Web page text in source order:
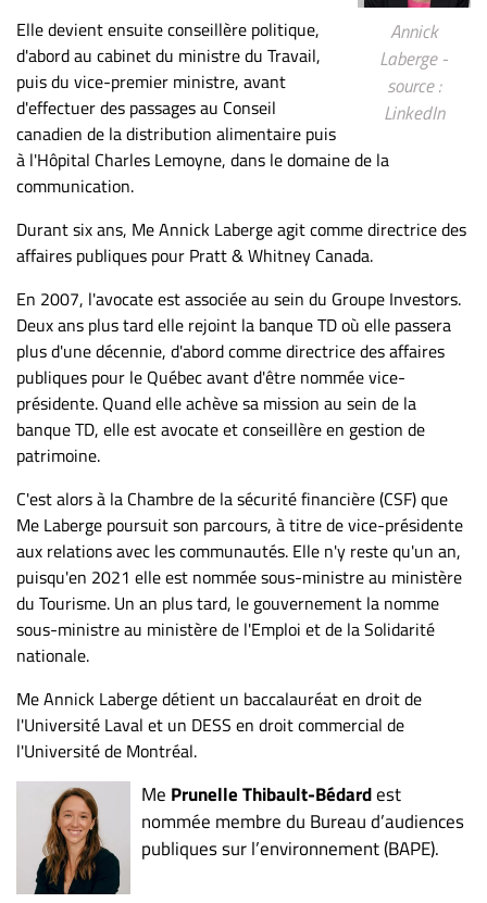
Annick
Laberge -
source :
LinkedIn
Elle devient ensuite conseillère politique,
d'abord au cabinet du ministre du Travail,
puis du vice-premier ministre, avant
d'effectuer des passages au Conseil
canadien de la distribution alimentaire puis
à l'Hôpital Charles Lemoyne, dans le domaine de la
communication.
Durant six ans, Me Annick Laberge agit comme directrice des
affaires publiques pour Pratt & Whitney Canada.
En 2007, l'avocate est associée au sein du Groupe Investors.
Deux ans plus tard elle rejoint la banque TD où elle passera
plus d'une décennie, d'abord comme directrice des affaires
publiques pour le Québec avant d'être nommée vice-
présidente. Quand elle achève sa mission au sein de la
banque TD, elle est avocate et conseillère en gestion de
patrimoine.
C'est alors à la Chambre de la sécurité financière (CSF) que
Me Laberge poursuit son parcours, à titre de vice-présidente
aux relations avec les communautés. Elle n'y reste qu'un an,
puisqu'en 2021 elle est nommée sous-ministre au ministère
du Tourisme. Un an plus tard, le gouvernement la nomme
sous-ministre au ministère de l'Emploi et de la Solidarité
nationale.
Me Annick Laberge détient un baccalauréat en droit de
l'Université Laval et un DESS en droit commercial de
l'Université de Montréal.
Me Prunelle Thibault-Bédardest
nommée membre du Bureau d’audiences
publiques sur l’environnement (BAPE).